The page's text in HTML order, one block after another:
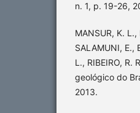
n. 1, p. 19-26,
MANSUR, K. L.,
SALAMUNI, E.,
L., RIBEIRO,
geológico do
2013.